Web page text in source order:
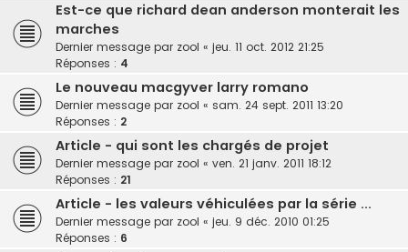
Est-ce que richard dean anderson monterait les
marches
Dernier message par zool « jeu. 11 oct. 2012 21:25
Réponses : 4
Le nouveau macgyver larry romano
Dernier message par zool « sam. 24 sept. 2011 13:20
Réponses : 2
Article - qui sont les chargés de projet
Dernier message par zool « ven. 21 janv. 2011 18:12
Réponses : 21
Article - les valeurs véhiculées par la série ...
Dernier message par zool « jeu. 9 déc. 2010 01:25
Réponses : 6